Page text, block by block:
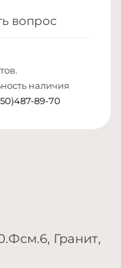
вопрос
наличия
89-70
Гранит,